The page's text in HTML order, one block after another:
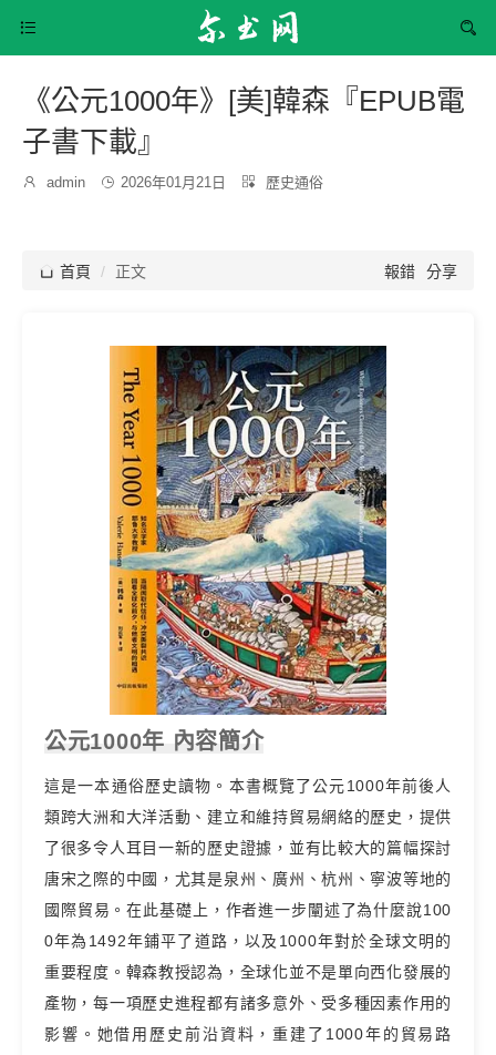


《公元1000年》[美]韓森『EPUB電
子書下載』

博
admin  發
2026年01月21日 
分
歷史通俗
 首頁 正文 報錯 分享
公元1000年 內容簡介
這是一本通俗歷史讀物。本書概覽了公元1000年前後人
類跨大洲和大洋活動、建立和維持貿易網絡的歷史，提供
了很多令人耳目一新的歷史證據，並有比較大的篇幅探討
唐宋之際的中國，尤其是泉州、廣州、杭州、寧波等地的
國際貿易。在此基礎上，作者進一步闡述了為什麼說100
0年為1492年鋪平了道路，以及1000年對於全球文明的
重要程度。韓森教授認為，全球化並不是單向西化發展的
產物，每一項歷史進程都有諸多意外、受多種因素作用的
影響。她借用歷史前沿資料，重建了1000年的貿易路